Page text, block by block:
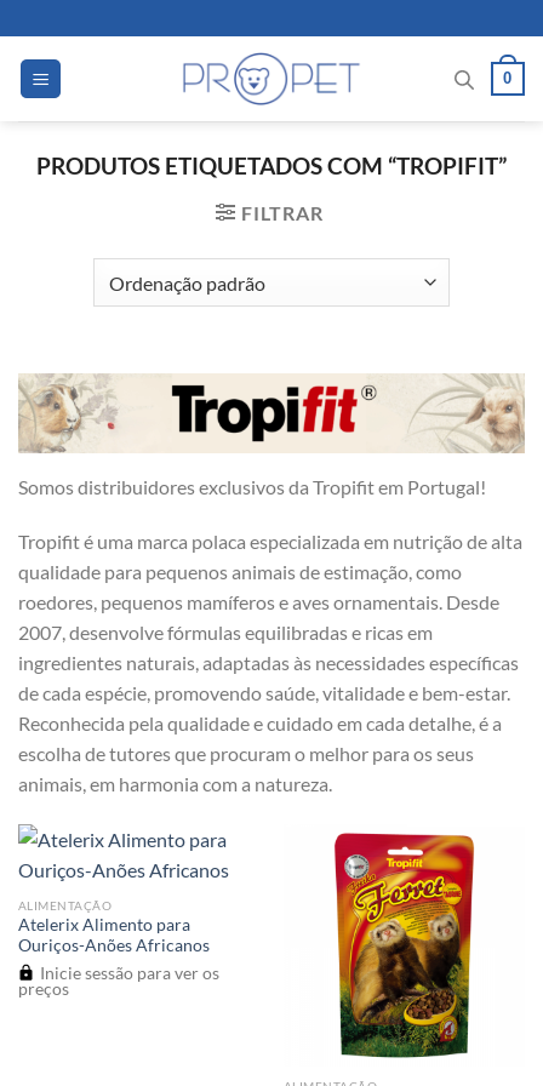
to
content
0
PRODUTOS ETIQUETADOS COM “TROPIFIT”
FILTRAR
Somos distribuidores exclusivos da Tropifit em Portugal!
Tropifit é uma marca polaca especializada em nutrição de alta
qualidade para pequenos animais de estimação, como
roedores, pequenos mamíferos e aves ornamentais. Desde
2007, desenvolve fórmulas equilibradas e ricas em
ingredientes naturais, adaptadas às necessidades específicas
de cada espécie, promovendo saúde, vitalidade e bem-estar.
Reconhecida pela qualidade e cuidado em cada detalhe, é a
escolha de tutores que procuram o melhor para os seus
animais, em harmonia com a natureza.
ALIMENTAÇÃO
Atelerix Alimento para
Ouriços-Anões Africanos
Inicie sessão para ver os
preços